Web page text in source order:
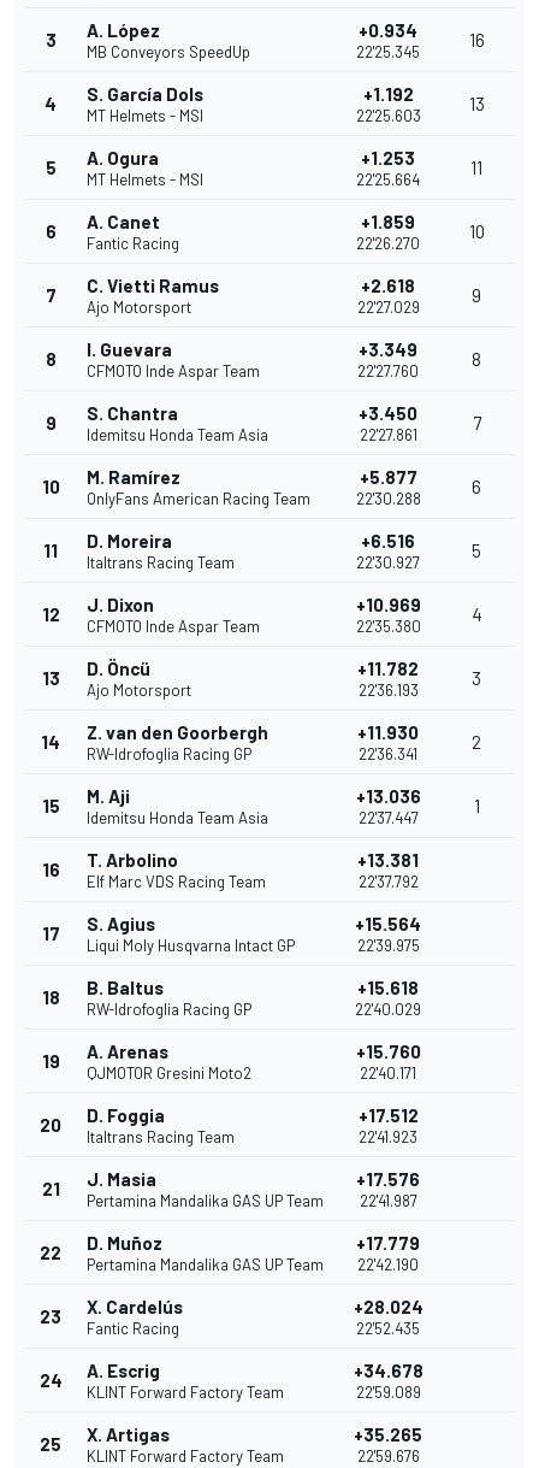
3 A. López
MB Conveyors SpeedUp
+0.934
22'25.345
16
4 S. García Dols
MT Helmets - MSI
+1.192
22'25.603
13
5 A. Ogura
MT Helmets - MSI
+1.253
22'25.664
11
6 A. Canet
Fantic Racing
+1.859
22'26.270
10
7 C. Vietti Ramus
Ajo Motorsport
+2.618
22'27.029
9
8 I. Guevara
CFMOTO Inde Aspar Team
+3.349
22'27.760
8
9 S. Chantra
Idemitsu Honda Team Asia
+3.450
22'27.861
7
10 M. Ramírez
OnlyFans American Racing Team
+5.877
22'30.288
6
11 D. Moreira
Italtrans Racing Team
+6.516
22'30.927
5
12 J. Dixon
CFMOTO Inde Aspar Team
+10.969
22'35.380
4
13 D. Öncü
Ajo Motorsport
+11.782
22'36.193
3
14 Z. van den Goorbergh
RW-Idrofoglia Racing GP
+11.930
22'36.341
2
15 M. Aji
Idemitsu Honda Team Asia
+13.036
22'37.447
1
16 T. Arbolino
Elf Marc VDS Racing Team
+13.381
22'37.792
17 S. Agius
Liqui Moly Husqvarna Intact GP
+15.564
22'39.975
18 B. Baltus
RW-Idrofoglia Racing GP
+15.618
22'40.029
19 A. Arenas
QJMOTOR Gresini Moto2
+15.760
22'40.171
20 D. Foggia
Italtrans Racing Team
+17.512
22'41.923
21 J. Masia
Pertamina Mandalika GAS UP Team
+17.576
22'41.987
22 D. Muñoz
Pertamina Mandalika GAS UP Team
+17.779
22'42.190
23 X. Cardelús
Fantic Racing
+28.024
22'52.435
24 A. Escrig
KLINT Forward Factory Team
+34.678
22'59.089
25 X. Artigas
KLINT Forward Factory Team
+35.265
22'59.676